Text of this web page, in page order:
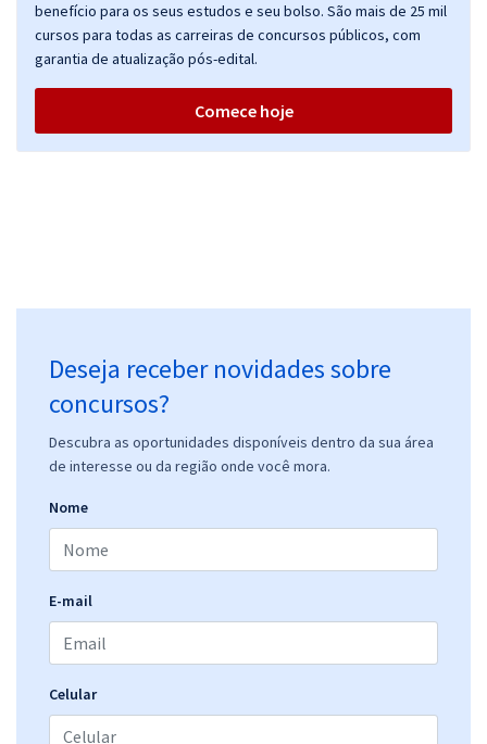
benefício para os seus estudos e seu bolso. São mais de 25 mil
cursos para todas as carreiras de concursos públicos, com
garantia de atualização pós-edital.
Comece hoje
Deseja receber novidades sobre
concursos?
Descubra as oportunidades disponíveis dentro da sua área
de interesse ou da região onde você mora.
Nome
E-mail
Celular